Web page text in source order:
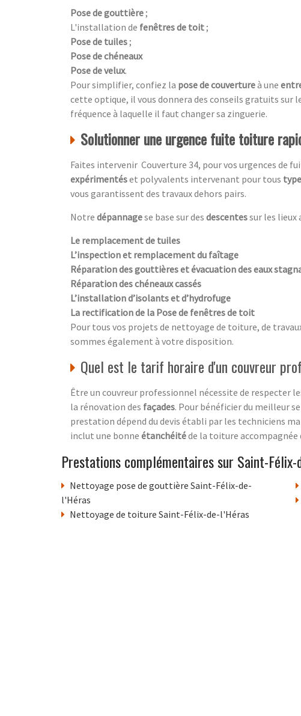
Pose de gouttière ;
L'installation de fenêtres de toit ;
Pose de tuiles ;
Pose de chéneaux
Pose de velux.
Pour simplifier, confiez la pose de couvertureà une
cette optique, il vous donnera des conseils gratuits sur
fréquence à laquelle il faut changer sa zinguerie.
Solutionner une urgence fuite toiture
Faites intervenir Couverture 34, pour vos urgences de
expérimentéset polyvalents intervenant pour tous
vous garantissent des travaux dehors pairs.
Notre dépannagese base sur des descentessur les lieux
Le remplacement de tuiles
L’inspection et remplacement du faîtage
Réparation des gouttières et évacuation des eaux
Réparation des chéneaux cassés
L’installation d’isolants et d’hydrofuge
La rectification de la Pose de fenêtres de toit
Pour tous vos projets de nettoyage de toiture, de
sommes également à votre disposition.
Quel est le tarif horaire d'un couvreur
Être un couvreur professionnel nécessite de respecter
la rénovation des façades. Pour bénéficier du meilleur
prestation dépend du devis établi par les techniciens
inclut une bonne étanchéitéde la toiture accompagnée
Prestations complémentaires sur Saint-
Nettoyage pose de gouttière Saint-Félix-de-
l'Héras
Nettoyage de toiture Saint-Félix-de-l'Héras